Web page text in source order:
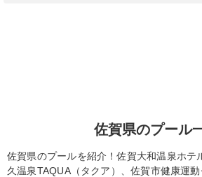
佐賀県のプール
佐賀県のプールを紹介！佐賀大和温泉ホテ
久温泉TAQUA（タクア）、佐賀市健康運